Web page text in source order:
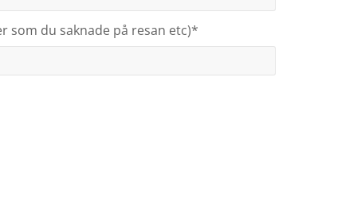
som du saknade på resan etc)*